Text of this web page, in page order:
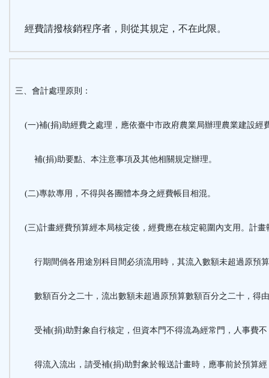
經費請撥核銷程序者，則從其規定，不在此限。
三、會計處理原則：
(一)補(捐)助經費之處理，應依臺中市政府農業局辦理農業建設經
補(捐)助要點、本注意事項及其他相關規定辦理。
(二)專款專用，不得與各團體本身之經費帳目相混。
(三)計畫經費預算經本局核定後，經費應在核定範圍內支用。計畫
行期間倘各用途別科目間必須流用時，其流入數額未超過原預算
數額百分之二十，流出數額未超過原預算數額百分之二十，得由
受補(捐)助對象自行核定，但資本門不得流為經常門，人事費不
得流入流出，請受補(捐)助對象於報送計畫時，應事前於預算經